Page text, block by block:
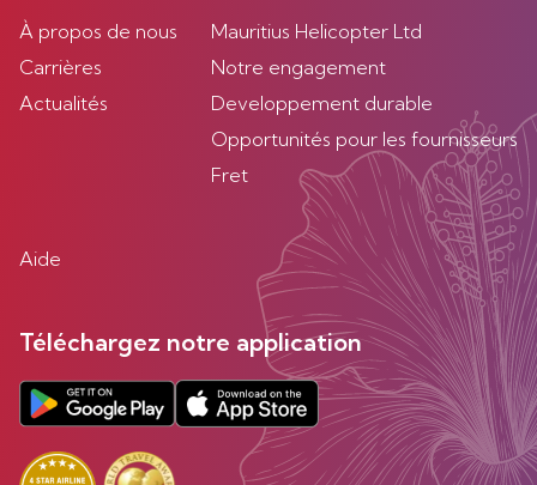
À propos de nous
Carrières
Actualités
Mauritius Helicopter Ltd
Notre engagement
Developpement durable
Opportunités pour les fournisseurs
Fret
Aide
Téléchargez notre application